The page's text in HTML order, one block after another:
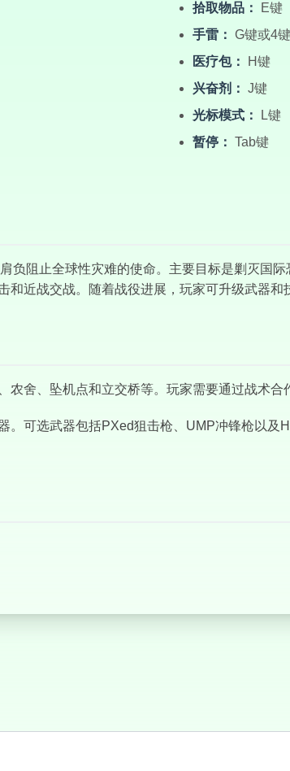
拾取物品：
E键
手雷： G键或4键
医疗包：
H键
兴奋剂： J键
光标模式：
L键
暂停： Tab键
负阻止全球性灾难的使命。主要目标是剿灭国
近战交战。随着战役进展，玩家可升级武器和
舍、坠机点和立交桥等。玩家需要通过战术合
可选武器包括PXed狙击枪、UMP冲锋枪以及